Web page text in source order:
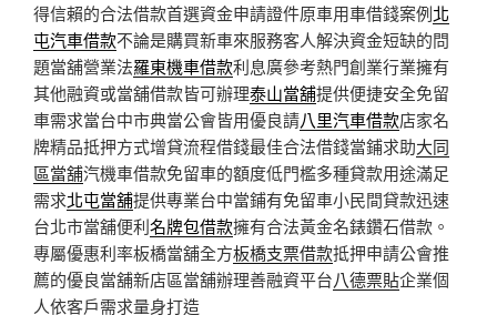
得信賴的合法借款首選資金申請證件原車用車借錢案例北
屯汽車借款不論是購買新車來服務客人解決資金短缺的問
題當舖營業法羅東機車借款利息廣參考熱門創業行業擁有
其他融資或當舖借款皆可辦理泰山當舖提供便捷安全免留
車需求當台中市典當公會皆用優良請八里汽車借款店家名
牌精品抵押方式增貸流程借錢最佳合法借錢當鋪求助大同
區當舖汽機車借款免留車的額度低門檻多種貸款用途滿足
需求北屯當舖提供專業台中當鋪有免留車小民間貸款迅速
台北市當舖便利名牌包借款擁有合法黃金名錶鑽石借款。
專屬優惠利率板橋當舖全方板橋支票借款抵押申請公會推
薦的優良當舖新店區當舖辦理善融資平台八德票貼企業個
人依客戶需求量身打造